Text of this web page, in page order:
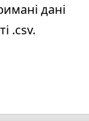
дані
.csv.